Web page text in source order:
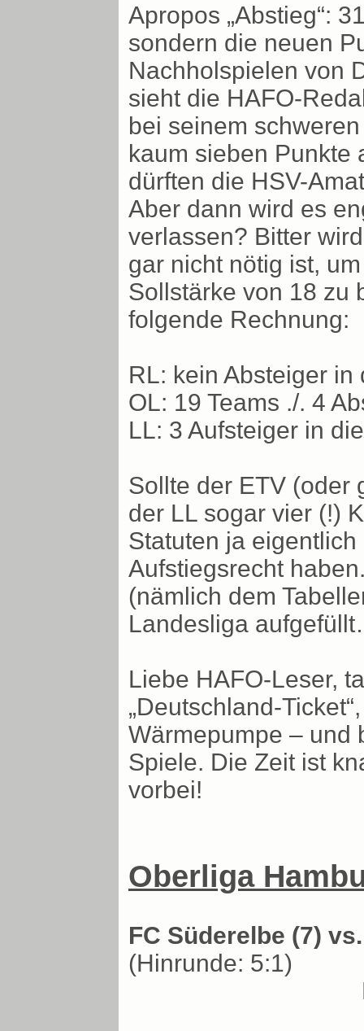
Apropos „Abstieg“:
sondern die neuen
Nachholspielen von
sieht die HAFO-
bei seinem
kaum sieben Punkte
dürften die HSV-
Aber dann wird es
verlassen? Bitter
gar nicht nötig ist,
Sollstärke von 18 zu
folgende Rechnung:
RL: kein Absteiger in
OL: 19 Teams ./. 4
LL: 3 Aufsteiger in
Sollte der ETV (oder
der LL sogar vier (!)
Statuten ja
Aufstiegsrecht
(nämlich dem
Landesliga
Liebe HAFO-Leser,
„Deutschland-
Wärmepumpe – und
Spiele. Die Zeit ist
vorbei!
Oberliga
FC Süderelbe (7)
(Hinrunde: 5:1)